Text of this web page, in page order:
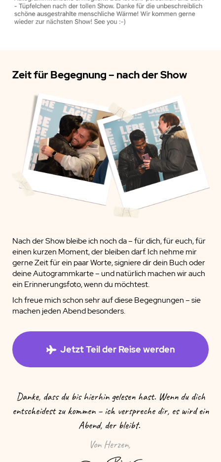
Zeit für Begegnung – nach der Show
Nach der Show bleibe ich noch da – für dich, für euch, für
einen kurzen Moment, der bleiben darf. Ich nehme mir
gerne Zeit für ein paar Worte, signiere dir dein Buch oder
deine Autogrammkarte – und natürlich machen wir auch
ein Erinnerungsfoto, wenn du möchtest.
Ich freue mich schon sehr auf diese Begegnungen – sie
machen jeden Abend besonders.
Jetzt Teil der Reise werden
Danke, dass du bis hierhin gelesen hast. Wenn du dich
entscheidest zu kommen – ich verspreche dir, es wird ein
Abend, der bleibt.
Von Herzen,